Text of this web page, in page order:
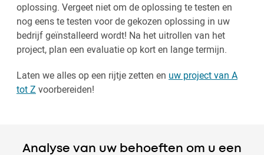
oplossing. Vergeet niet om de oplossing te testen en
nog eens te testen voor de gekozen oplossing in uw
bedrijf geïnstalleerd wordt! Na het uitrollen van het
project, plan een evaluatie op kort en lange termijn.
Laten we alles op een rijtje zetten en uw project van A
tot Z voorbereiden!
Analyse van uw behoeften om u een